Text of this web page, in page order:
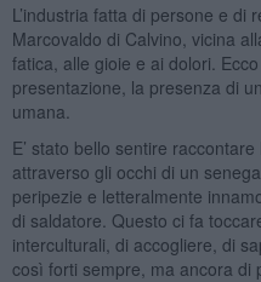
L’industria fatta di persone e di
Marcovaldo di Calvino, vicina
fatica, alle gioie e ai dolori.
presentazione, la presenza di
umana.
E’ stato bello sentire
attraverso gli occhi di un
peripezie e letteralmente
di saldatore. Questo ci fa
interculturali, di accogliere, di
così forti sempre, ma ancora di